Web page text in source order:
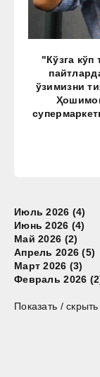
"Кўзга
ўзимизни
Июль 2026 (4)
Июнь 2026 (4)
Май 2026 (2)
Апрель 2026 (5)
Март 2026 (3)
Февраль 2026
Показать /